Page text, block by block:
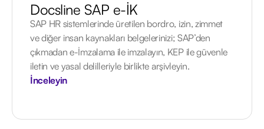
Docsline SAP e-İK
SAP HR sistemlerinde üretilen bordro, izin, zimmet
ve diğer insan kaynakları belgelerinizi; SAP’den
çıkmadan e-İmzalama ile imzalayın, KEP ile güvenle
iletin ve yasal delilleriyle birlikte arşivleyin.
İnceleyin